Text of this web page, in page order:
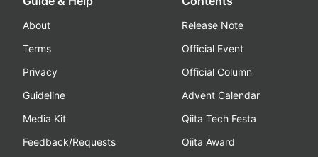
About
Terms
Privacy
Guideline
Media Kit
Feedback/Requests
Release Note
Official Event
Official Column
Advent Calendar
Qiita Tech Festa
Qiita Award